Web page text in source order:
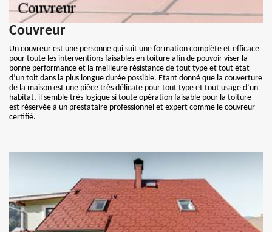
Couvreur
Un couvreur est une personne qui suit une formation complète et efficace
pour toute les interventions faisables en toiture afin de pouvoir viser la
bonne performance et la meilleure résistance de tout type et tout état
d’un toit dans la plus longue durée possible. Etant donné que la couverture
de la maison est une pièce très délicate pour tout type et tout usage d’un
habitat, il semble très logique si toute opération faisable pour la toiture
est réservée à un prestataire professionnel et expert comme le couvreur
certifié.